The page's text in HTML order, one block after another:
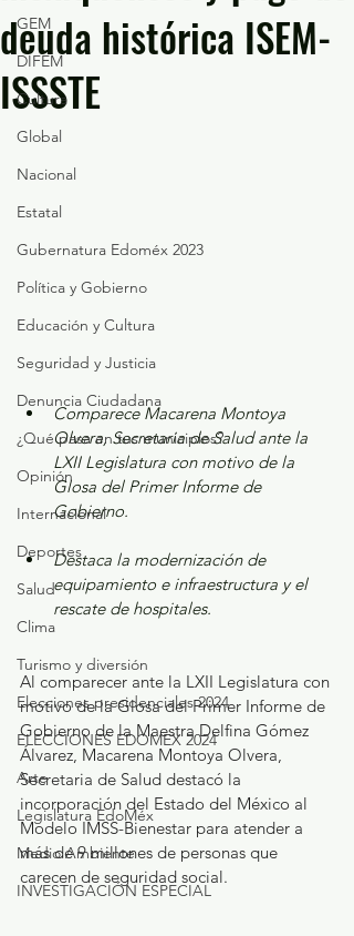
GEM
DIFEM
Cultura
Global
Nacional
Estatal
Gubernatura Edoméx 2023
Política y Gobierno
Educación y Cultura
Seguridad y Justicia
Denuncia Ciudadana
¿Qué pasa en tus municipios?
Opinión
Internacional
Deportes
Salud
Clima
Turismo y diversión
Elecciones presidenciales 2024
ELECCIONES EDOMEX 2024
Arte
Legislatura EdoMéx
Medio Ambiente
INVESTIGACIÓN ESPECIAL
deuda histórica ISEM-
ISSSTE
Comparece Macarena Montoya
Olvera, Secretaria de Salud ante la
LXII Legislatura con motivo de la
Glosa del Primer Informe de
Gobierno.
Destaca la modernización de
equipamiento e infraestructura y el
rescate de hospitales.
Al comparecer ante la LXII Legislatura con
motivo de la Glosa del Primer Informe de
Gobierno de la Maestra Delfina Gómez
Álvarez, Macarena Montoya Olvera,
Secretaria de Salud destacó la
incorporación del Estado del México al
Modelo IMSS-Bienestar para atender a
más de 9 millones de personas que
carecen de seguridad social.